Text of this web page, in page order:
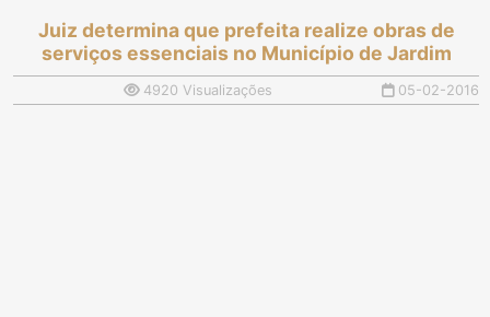
Juiz determina que prefeita realize obras de
serviços essenciais no Município de Jardim
4920 Visualizações 05-02-2016